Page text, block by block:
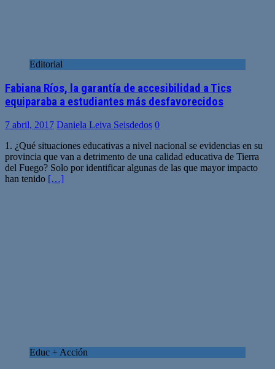
Editorial
Fabiana Ríos, la garantía de accesibilidad a Tics
equiparaba a estudiantes más desfavorecidos
7 abril, 2017 Daniela Leiva Seisdedos 0
1. ¿Qué situaciones educativas a nivel nacional se evidencias en su
provincia que van a detrimento de una calidad educativa de Tierra
del Fuego? Solo por identificar algunas de las que mayor impacto
han tenido […]
Educ + Acción